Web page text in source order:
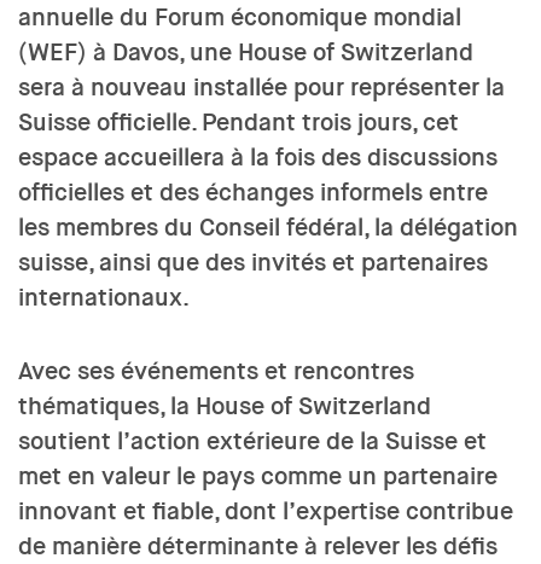
annuelle du Forum économique mondial
(WEF) à Davos, une House of Switzerland
sera à nouveau installée pour représenter la
Suisse officielle. Pendant trois jours, cet
espace accueillera à la fois des discussions
officielles et des échanges informels entre
les membres du Conseil fédéral, la délégation
suisse, ainsi que des invités et partenaires
internationaux.
Avec ses événements et rencontres
thématiques, la House of Switzerland
soutient l’action extérieure de la Suisse et
met en valeur le pays comme un partenaire
innovant et fiable, dont l’expertise contribue
de manière déterminante à relever les défis